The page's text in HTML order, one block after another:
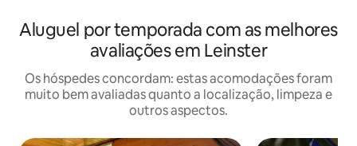
Aluguel por temporada com as melhores
avaliações em Leinster
Os hóspedes concordam: estas acomodações foram
muito bem avaliadas quanto a localização, limpeza e
outros aspectos.